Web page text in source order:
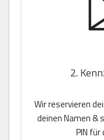
2.
Wir reservieren
deinen Namen &
PIN für